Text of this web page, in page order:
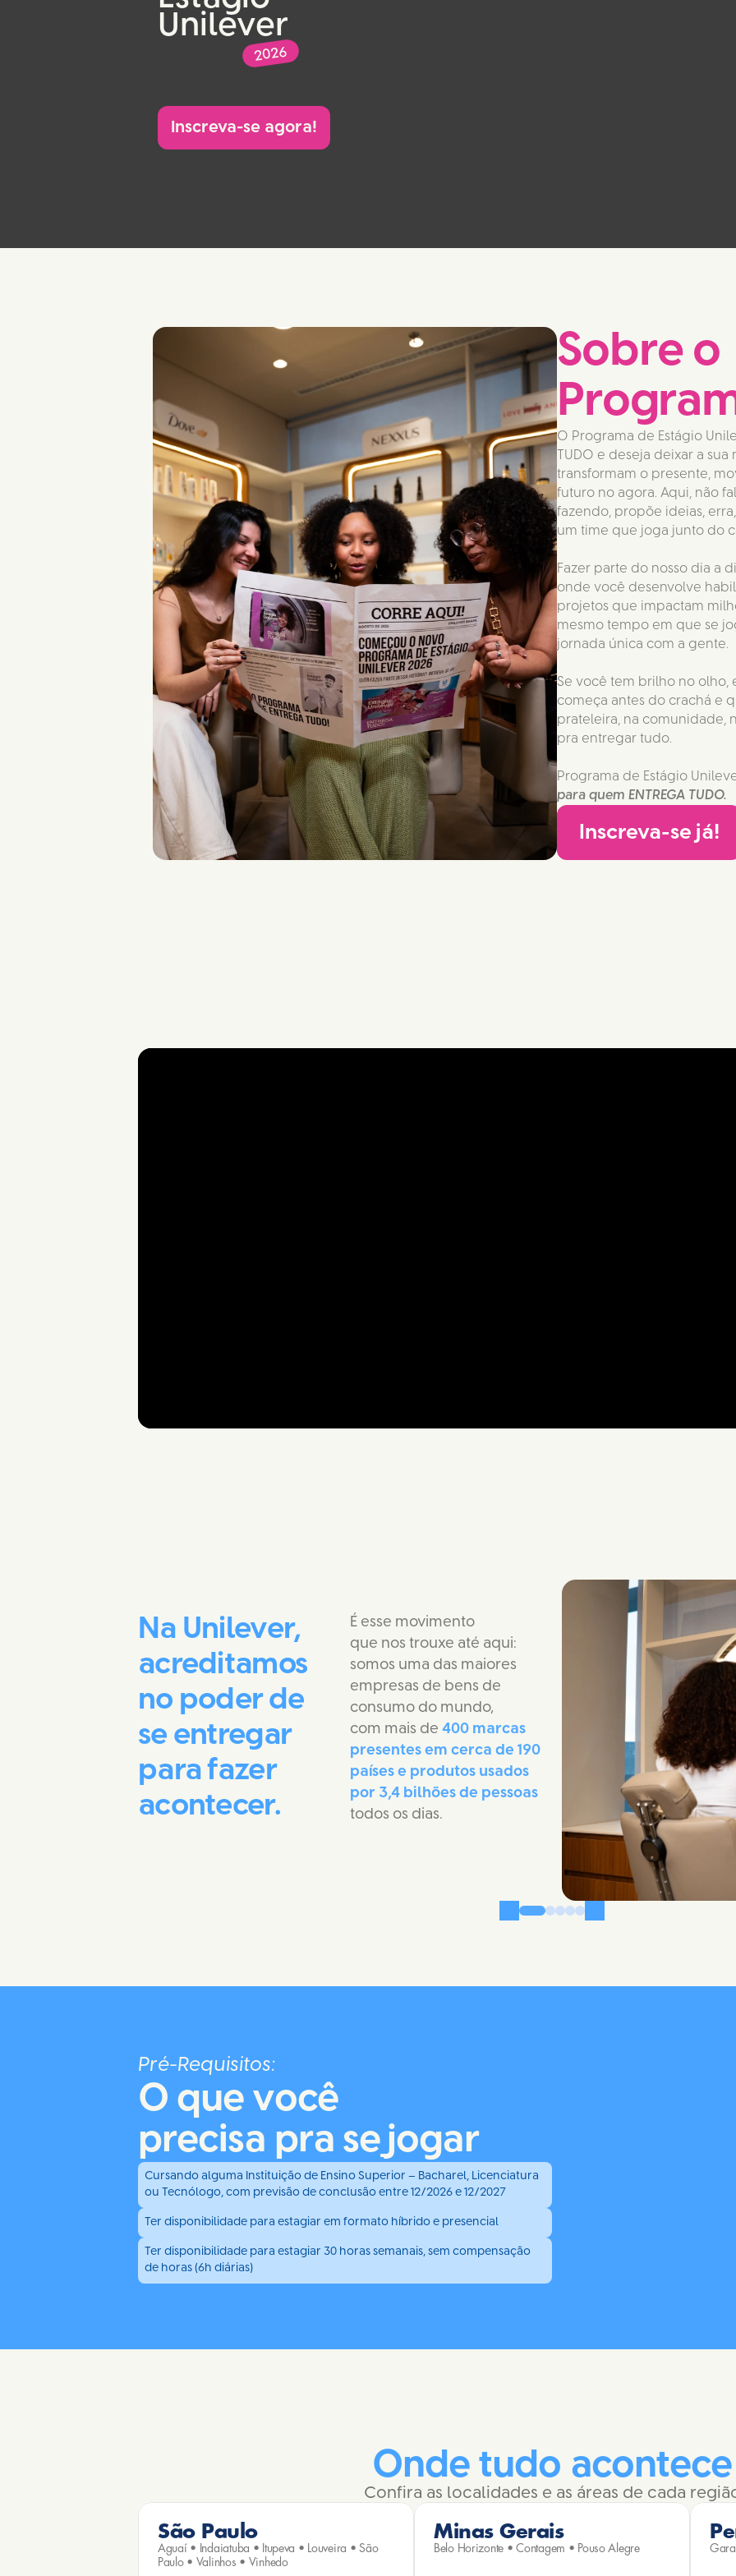
Unilever
2026
Inscreva-se agora!
Sobre o
O Programa de Estágio
TUDO e deseja deixar a
transformam o presente,
futuro no agora. Aqui, não
fazendo, propõe ideias,
um time que joga junto do
Fazer parte do nosso dia a
onde você desenvolve
projetos que impactam
mesmo tempo em que se
jornada única com a gente.
Se você tem brilho no
começa antes do crachá e
prateleira, na comunidade,
pra entregar tudo.
Programa de Estágio
para quem ENTREGA TUDO.
Inscreva-se já!
Na Unilever,
acreditamos
no poder de
se entregar
para fazer
acontecer.
É esse movimento
que nos trouxe até aqui:
somos uma das maiores
empresas de bens de
consumo do mundo,
com mais de 400 marcas
presentes em cerca de 190
países e produtos usados
por 3,4 bilhões de pessoas
todos os dias.
Pré-Requisitos:
O que você
precisa pra se jogar
Cursando alguma Instituição de Ensino Superior – Bacharel, Licenciatura
ou Tecnólogo, com previsão de conclusão entre 12/2026 e 12/2027
Ter disponibilidade para estagiar em formato híbrido e presencial
Ter disponibilidade para estagiar 30 horas semanais, sem compensação
de horas (6h diárias)
Onde tudo acontece
Confira as localidades e as áreas de cada
São Paulo
Aguaí • Indaiatuba • Itupeva • Louveira • São
Paulo • Valinhos • Vinhedo
Minas Gerais
Belo Horizonte • Contagem • Pouso Alegre